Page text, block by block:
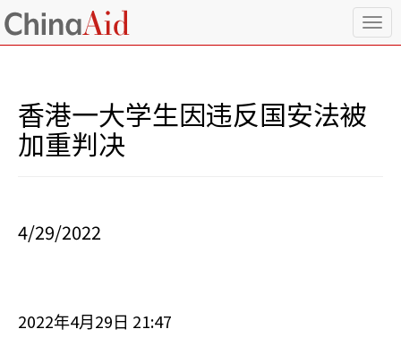
T
o
香港一大学生因违反国安法被
加重判决
4/29/2022
2022年4月 29 日 21:47